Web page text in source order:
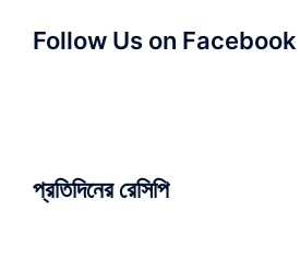
Follow Us on Facebook
প্রতিদিনের রেসিপি